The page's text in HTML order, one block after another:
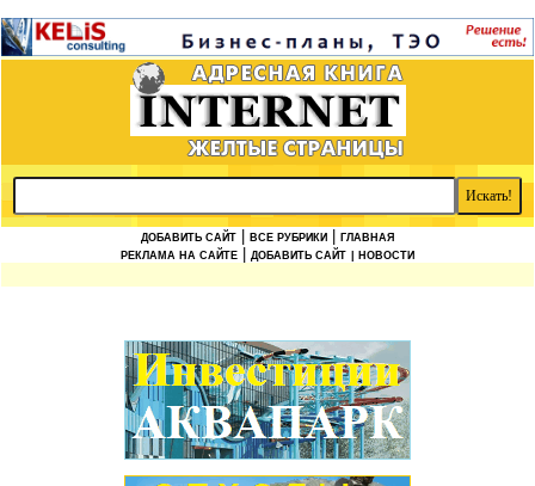
ДОБАВИТЬ САЙТ ВСЕ РУБРИКИ
ГЛАВНАЯ
РЕКЛАМА НА САЙТЕ
ДОБАВИТЬ САЙТ | НОВОСТИ